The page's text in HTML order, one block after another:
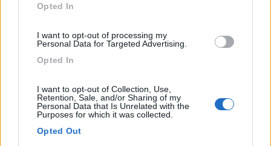
Opted In
I want to opt-out of processing my
Personal Data for Targeted Advertising.
Opted In
I want to opt-out of Collection, Use,
Retention, Sale, and/or Sharing of my
Personal Data that Is Unrelated with the
Purposes for which it was collected.
Opted Out
e gli arrosticini al ristorante.
Accoglienza
Alfry 28/07/2019 17:03
Qualità prezzo ottimo, 500m dal mare, educazione